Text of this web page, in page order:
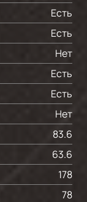
Есть
Есть
Нет
Есть
Есть
Нет
83.6
63.6
178
78